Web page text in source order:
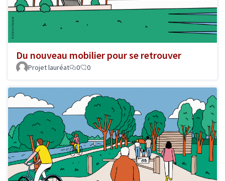
Du nouveau mobilier pour se retrouver
Projet lauréat 0 0